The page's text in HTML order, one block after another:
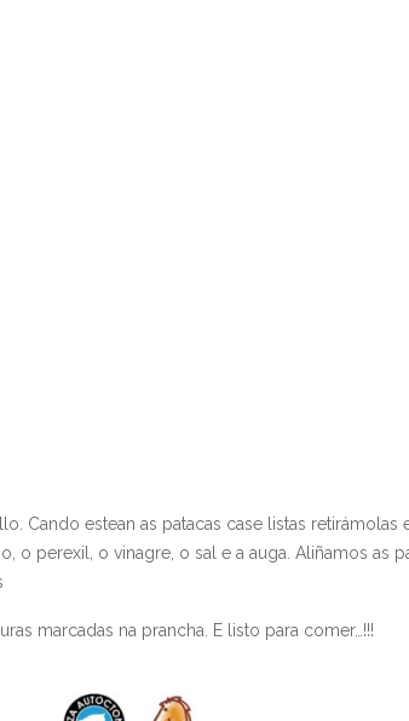
Cando estean as patacas case listas retirámolas
perexil, o vinagre, o sal e a auga. Aliñamos as
marcadas na prancha. E listo para comer…!!!